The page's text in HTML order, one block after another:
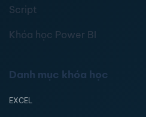
Script
Khóa học Power BI
Danh mục khóa học
EXCEL